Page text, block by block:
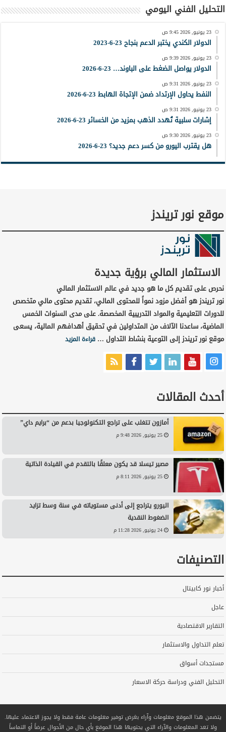
التحليل الفني اليومي
23 يونيو, 2026 9:45 ص
الدولار الكندي يختبر الدعم بنجاح 23-6-2023
23 يونيو, 2026 9:39 ص
الدولار يواصل الضغط على الباوند… 23-6-2026
23 يونيو, 2026 9:31 ص
النفط يحاول الإرتداد ضمن الإتجاة الهابط 23-6-2026
23 يونيو, 2026 9:31 ص
إشارات سلبية تُهدد الذهب بمزيد من الخسائر 23-6-2026
23 يونيو, 2026 9:30 ص
هل يقترب اليورو من كسر دعم جديد؟ 23-6-2026
موقع نور تريندز
الاستثمار المالي برؤية جديدة
نحرص على تقديم كل ما هو جديد في عالم الاستثمار المالي
نور تريندز هو أفضل مزود نمواً للمحتوى المالي، تقديم محتوى مالي متخصص
للدورات التعليمية والمواد التدريبية المخصصة. على مدى السنوات الخمس
الماضية، ساعدنا الآلاف من المتداولين في تحقيق أهدافهم المالية، يسعى
موقع نور تريندز إلى التوعية بنشاط التداول …قراءة المزيد
أحدث المقالات
أمازون تتغلب على تراجع التكنولوجيا بدعم من “برايم داي”
25 يونيو, 2026 9:48 م
مصير تيسلا قد يكون معلقًا بالتقدم في القيادة الذاتية
25 يونيو, 2026 8:11 م
اليورو يتراجع إلى أدنى مستوياته في سنة وسط تزايد
الضغوط النقدية
24 يونيو, 2026 11:28 م
التصنيفات
أخبار نور كابيتال
عاجل
التقارير الاقتصادية
تعلم التداول والاستثمار
مستجدات أسواق
التحليل الفني ودراسة حركة الاسعار
يتضمن هذا الموقع معلومات وآراء بغرض توفير معلومات عامة فقط ولا يجوز الاعتماد عليها.
ولا تعد المعلومات والآراء التي يحتويها هذا الموقع بأي حال من الأحوال عرضاً أو التماساً